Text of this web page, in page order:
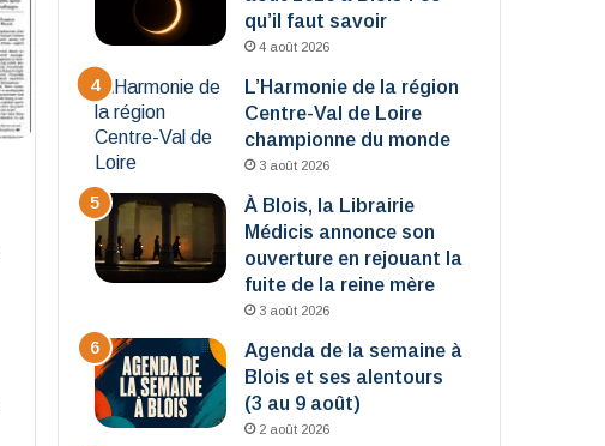
qu’il faut savoir
4 août 2026
L’Harmonie de la région
Centre-Val de Loire
championne du monde
3 août 2026
À Blois, la Librairie
Médicis annonce son
ouverture en rejouant la
fuite de la reine mère
3 août 2026
Agenda de la semaine à
Blois et ses alentours
(3 au 9 août)
2 août 2026